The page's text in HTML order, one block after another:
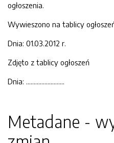
ogłoszenia.
Wywieszono na tablicy
Dnia: 01.03.2012 r.
Zdjęto z tablicy ogłoszeń
Dnia: …………………….
Metadane -